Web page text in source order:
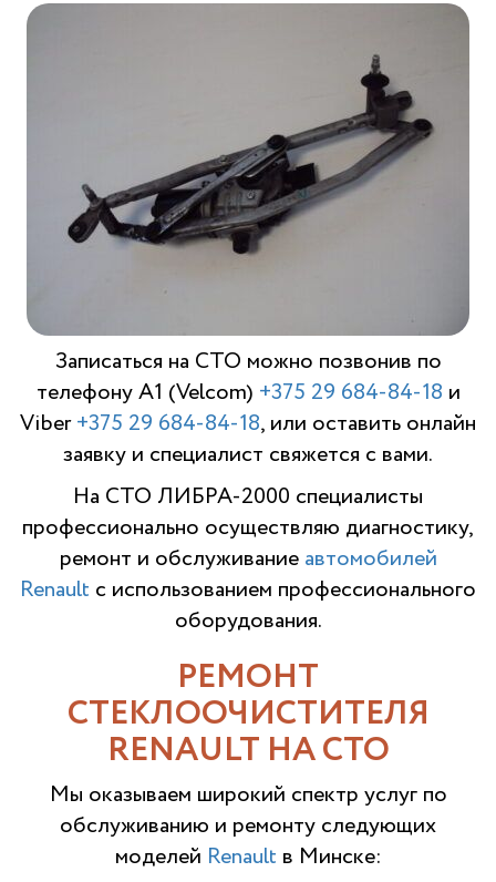
Записаться на СТО можно позвонив по
телефону A1 (Velcom) +375 29 684-84-18 и
Viber+375 29 684-84-18, или оставить онлайн
заявку и специалист свяжется с вами.
На СТО ЛИБРА-2000 специалисты
профессионально осуществляю диагностику,
ремонт и обслуживание автомобилей
Renault с использованием профессионального
оборудования.
РЕМОНТ
СТЕКЛООЧИСТИТЕЛЯ
RENAULT НА СТО
Мы оказываем широкий спектр услуг по
обслуживанию и ремонту следующих
моделей Renault в Минске: